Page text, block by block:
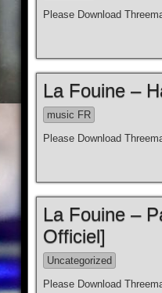
Please Download
La Fouine –
music FR
Please Download
La Fouine –
Officiel]
Uncategorized
Please Download